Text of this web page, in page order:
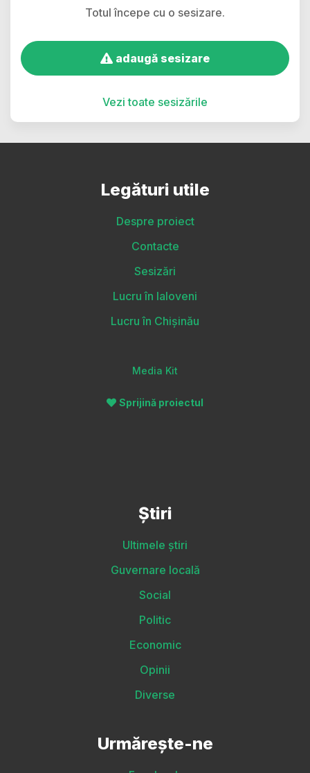
Totul începe cu o sesizare.
adaugă sesizare
Vezi toate sesizările
Legături utile
Despre proiect
Contacte
Sesizări
Lucru în Ialoveni
Lucru în Chișinău
Media Kit
Sprijină proiectul
Știri
Ultimele știri
Guvernare locală
Social
Politic
Economic
Opinii
Diverse
Urmărește-ne